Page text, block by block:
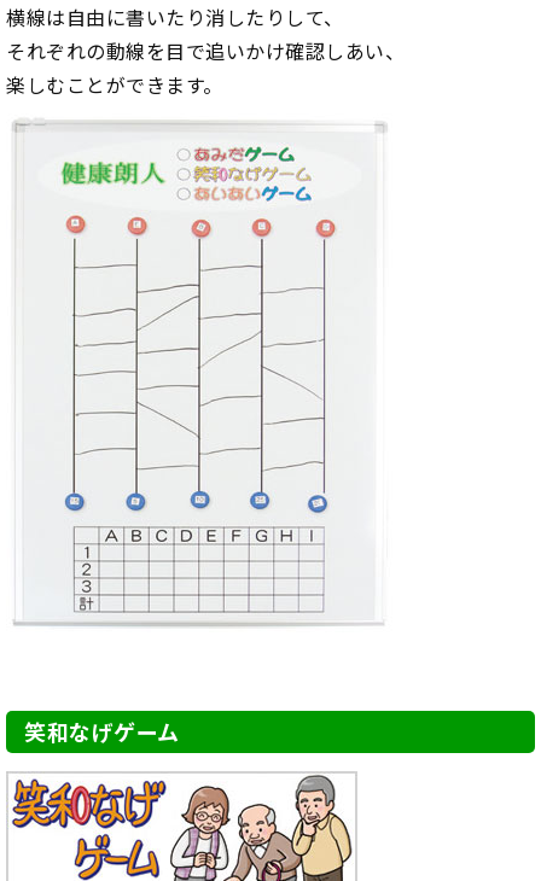
横線は自由に書いたり消したりして、
それぞれの動線を目で追いかけ確認しあい、
楽しむことができます。
笑和なげゲーム